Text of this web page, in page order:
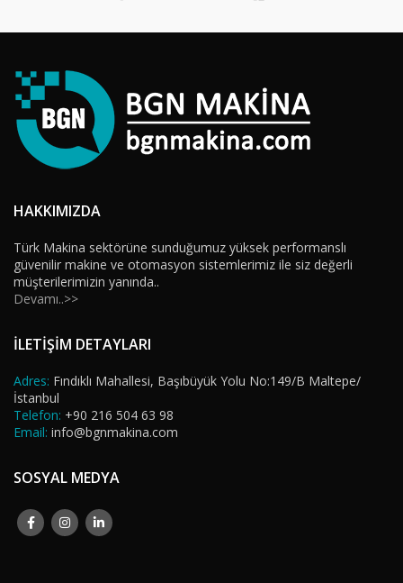
HAKKIMIZDA
Türk Makina sektörüne sunduğumuz yüksek performanslı
güvenilir makine ve otomasyon sistemlerimiz ile siz değerli
müşterilerimizin yanında..
Devamı..>>
İLETİŞİM DETAYLARI
Adres: Fındıklı Mahallesi, Başıbüyük Yolu No:149/B Maltepe/
İstanbul
Telefon: +90 216 504 63 98
Email: info@bgnmakina.com
SOSYAL MEDYA